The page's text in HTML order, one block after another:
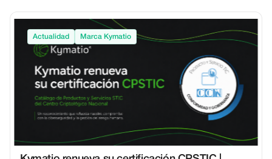
Actualidad Marca Kymatio